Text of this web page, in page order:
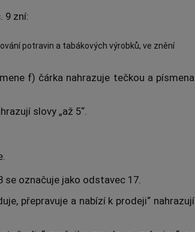
9 zní:
potravin a tabákových výrobků, ve znění
f) čárka nahrazuje tečkou a písmena
slovy „až 5“.
se označuje jako odstavec 17.
přepravuje a nabízí k prodeji“ nahrazují